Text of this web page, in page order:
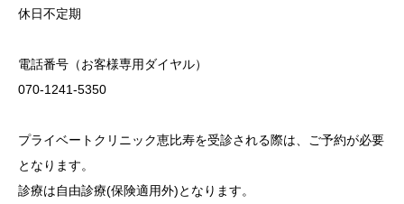
休日不定期
電話番号（お客様専用ダイヤル）
070-1241-5350
プライベートクリニック恵比寿を受診される際は、ご予約が必要
となります。
診療は自由診療(保険適用外)となります。